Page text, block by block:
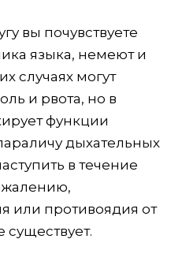
вы почувствуете
языка, немеют и
случаях могут
и рвота, но в
функции
дыхательных
в течение
или противоядия от
существует.